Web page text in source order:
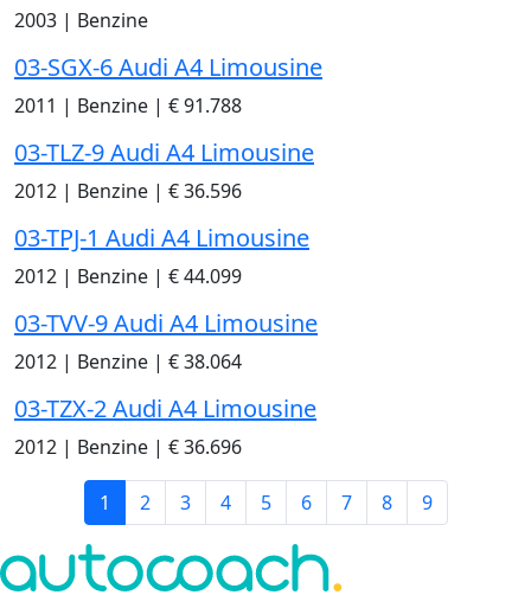
2003 | Benzine
03-SGX-6 Audi A4 Limousine
2011 | Benzine | € 91.788
03-TLZ-9 Audi A4 Limousine
2012 | Benzine | € 36.596
03-TPJ-1 Audi A4 Limousine
2012 | Benzine | € 44.099
03-TVV-9 Audi A4 Limousine
2012 | Benzine | € 38.064
03-TZX-2 Audi A4 Limousine
2012 | Benzine | € 36.696
1 2 3 4 5 6 7 8 9